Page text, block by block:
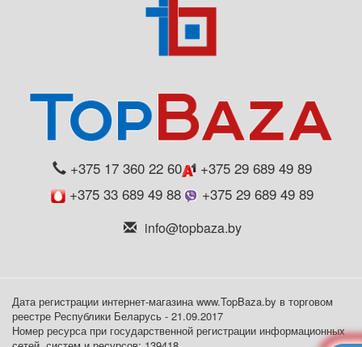
+375 17 360 22 60
+375 29 689 49 89
+375 33 689 49 88
+375 29 689 49 89
info@topbaza.by
Дата регистрации интернет-магазина www.TopBaza.by в торговом
реестре Республики Беларусь - 21.09.2017
Номер ресурса при государственной регистрации информационных